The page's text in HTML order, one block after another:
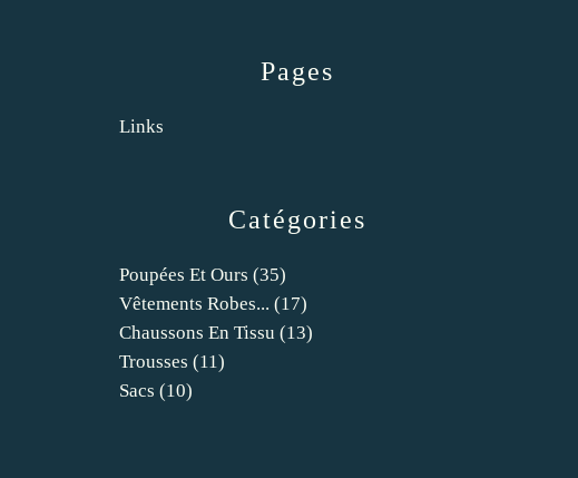
Catégories
Poupées Et Ours (35)
Vêtements Robes... (17)
Chaussons En Tissu (13)
Trousses (11)
Sacs (10)
Pages
Links